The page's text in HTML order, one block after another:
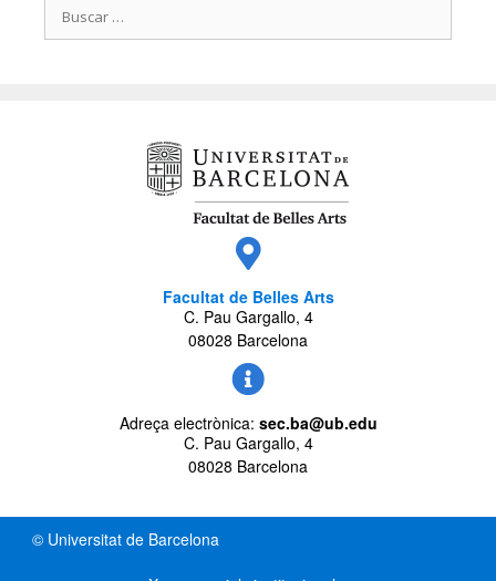
Facultat de Belles Arts
C. Pau Gargallo, 4
08028 Barcelona
Adreça electrònica: sec.ba@ub.edu
C. Pau Gargallo, 4
08028 Barcelona
© Universitat de Barcelona